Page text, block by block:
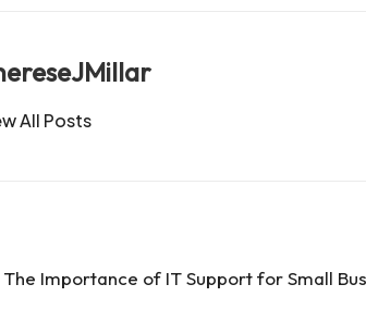
All Posts
Importance of IT Support for Small